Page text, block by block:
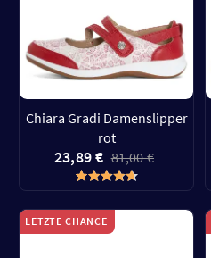
Chiara Gradi Damenslipper
rot
23,89 € 81,00 €
LETZTE CHANCE